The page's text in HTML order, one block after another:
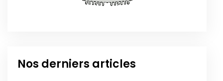
Nos derniers articles